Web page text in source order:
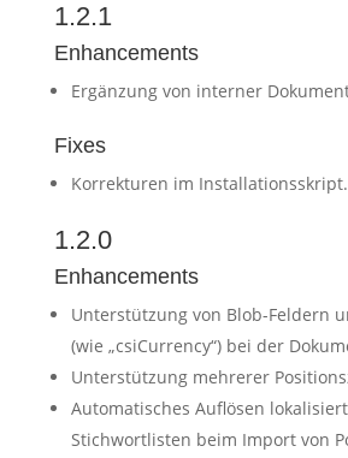
1.2.1
Enhancements
Ergänzung von interner
Fixes
Korrekturen im Installationsskript.
1.2.0
Enhancements
Unterstützung von Blob-Feldern
(wie „csiCurrency“) bei der
Unterstützung mehrerer
Automatisches Auflösen
Stichwortlisten beim Import von